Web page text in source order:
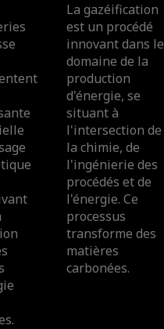
La gazéification
est un procédé
innovant dans le
domaine de la
production
d'énergie, se
situant à
l'intersection de
la chimie, de
l'ingénierie des
procédés et de
l'énergie. Ce
processus
transforme des
matières
carbonées.